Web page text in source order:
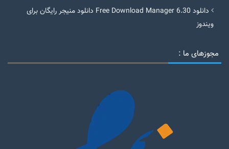
دانلود Free Download Manager 6.30 دانلود منیجر رایگان برای
ویندوز
مجوزهای ما :